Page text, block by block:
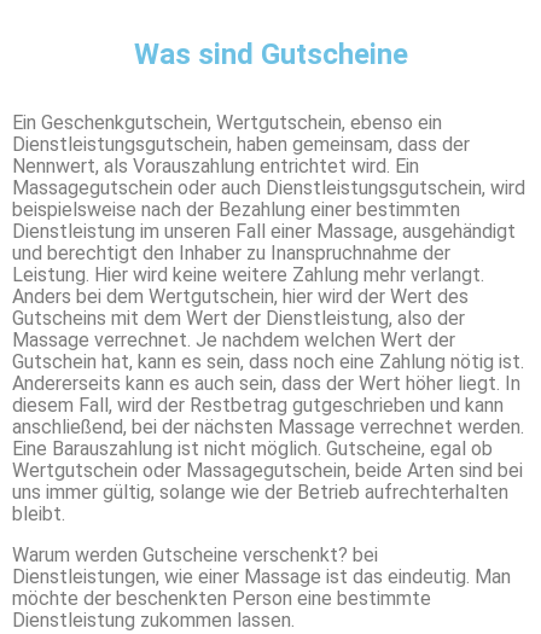
Was sind Gutscheine
Ein Geschenkgutschein, Wertgutschein, ebenso ein
Dienstleistungsgutschein, haben gemeinsam, dass der
Nennwert, als Vorauszahlung entrichtet wird. Ein
Massagegutschein oder auch Dienstleistungsgutschein, wird
beispielsweise nach der Bezahlung einer bestimmten
Dienstleistung im unseren Fall einer Massage, ausgehändigt
und berechtigt den Inhaber zu Inanspruchnahme der
Leistung. Hier wird keine weitere Zahlung mehr verlangt.
Anders bei dem Wertgutschein, hier wird der Wert des
Gutscheins mit dem Wert der Dienstleistung, also der
Massage verrechnet. Je nachdem welchen Wert der
Gutschein hat, kann es sein, dass noch eine Zahlung nötig ist.
Andererseits kann es auch sein, dass der Wert höher liegt. In
diesem Fall, wird der Restbetrag gutgeschrieben und kann
anschließend, bei der nächsten Massage verrechnet werden.
Eine Barauszahlung ist nicht möglich. Gutscheine, egal ob
Wertgutschein oder Massagegutschein, beide Arten sind bei
uns immer gültig, solange wie der Betrieb aufrechterhalten
bleibt.
Warum werden Gutscheine verschenkt? bei
Dienstleistungen, wie einer Massage ist das eindeutig. Man
möchte der beschenkten Person eine bestimmte
Dienstleistung zukommen lassen.